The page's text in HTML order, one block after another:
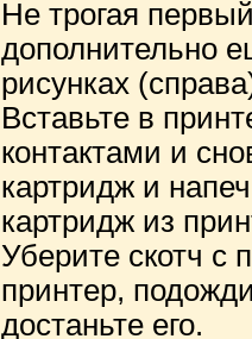
Не трогая
дополнительно
рисунках
Вставьте в
контактами и
картридж и
картридж из
Уберите скотч с
принтер,
достаньте его.